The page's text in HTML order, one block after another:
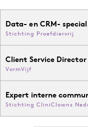
Data- en CRM-
Stichting Proefdiervrij
Client Service
VormVijf
Expert interne
Stichting CliniClowns